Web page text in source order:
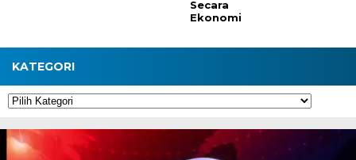
Secara
Ekonomi
KATEGORI
Kategori
Pemutar
Video